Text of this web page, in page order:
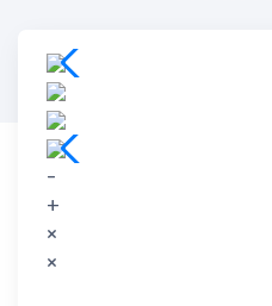
-
+
×
×